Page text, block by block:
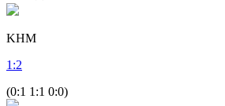
KHM
1 :2
(0:1 1:1 0:0)